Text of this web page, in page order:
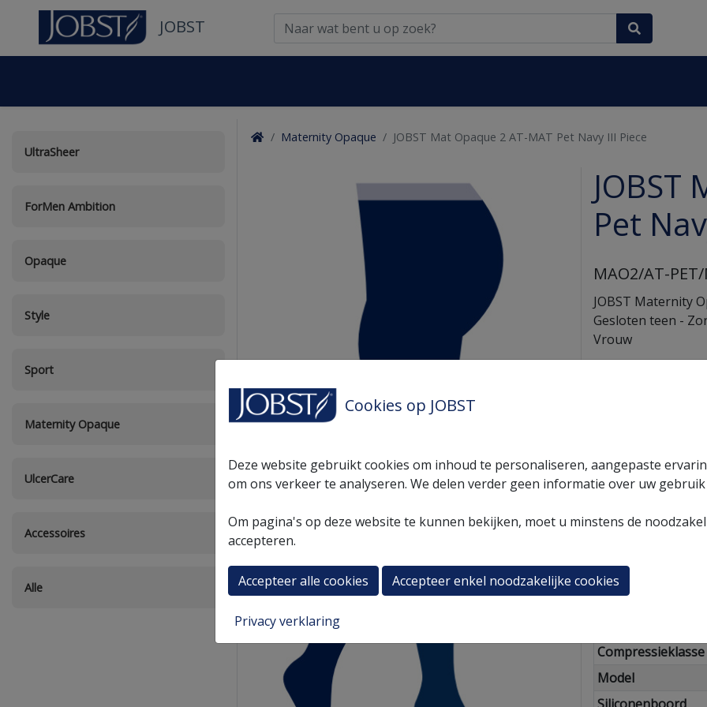
JOBST
Cookies op JOBST
Deze website gebruikt cookies om inhoud te personaliseren, aangepaste
om ons verkeer te analyseren. We delen verder geen informatie over uw gebruik
Om pagina's op deze website te kunnen bekijken, moet u minstens de
accepteren.
Accepteer alle cookies Accepteer enkel noodzakelijke cookies
Privacy verklaring
UltraSheer
ForMen Ambition
Opaque
Style
Sport
Maternity Opaque
UlcerCare
Accessoires
Alle
Maternity Opaque JOBST Mat Opaque 2 AT-MAT Pet Navy III Piece
JOBST
Pet
MAO2/AT-
JOBST Maternity
Gesloten teen -
Vrouw
Meer
Sku
Merk
Compressieklasse
Model